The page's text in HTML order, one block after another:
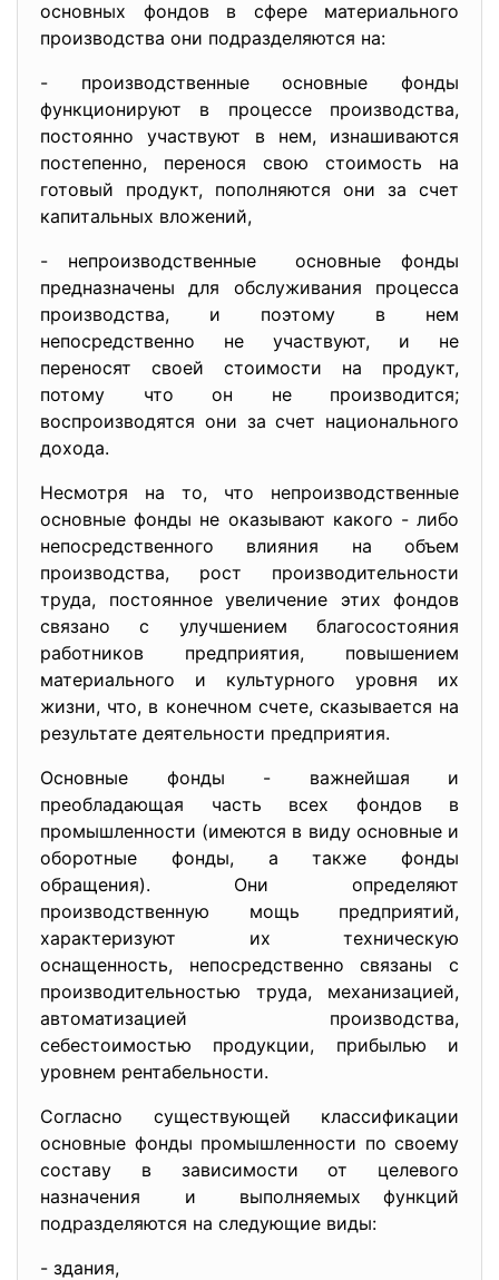
основных фондов в сфере материального
производства они подразделяются на:
- производственные основные фонды
функционируют в процессе производства,
постоянно участвуют в нем, изнашиваются
постепенно, перенося свою стоимость на
готовый продукт, пополняются они за счет
капитальных вложений,
- непроизводственные основные фонды
предназначены для обслуживания процесса
производства, и поэтому в нем
непосредственно не участвуют, и не
переносят своей стоимости на продукт,
потому что он не производится;
воспроизводятся они за счет национального
дохода.
Несмотря на то, что непроизводственные
основные фонды не оказывают какого - либо
непосредственного влияния на объем
производства, рост производительности
труда, постоянное увеличение этих фондов
связано с улучшением благосостояния
работников предприятия, повышением
материального и культурного уровня их
жизни, что, в конечном счете, сказывается на
результате деятельности предприятия.
Основные фонды - важнейшая и
преобладающая часть всех фондов в
промышленности (имеются в виду основные и
оборотные фонды, а также фонды
обращения). Они определяют
производственную мощь предприятий,
характеризуют их техническую
оснащенность, непосредственно связаны с
производительностью труда, механизацией,
автоматизацией производства,
себестоимостью продукции, прибылью и
уровнем рентабельности.
Согласно существующей классификации
основные фонды промышленности по своему
составу в зависимости от целевого
назначения и выполняемых функций
подразделяются на следующие виды:
- здания,